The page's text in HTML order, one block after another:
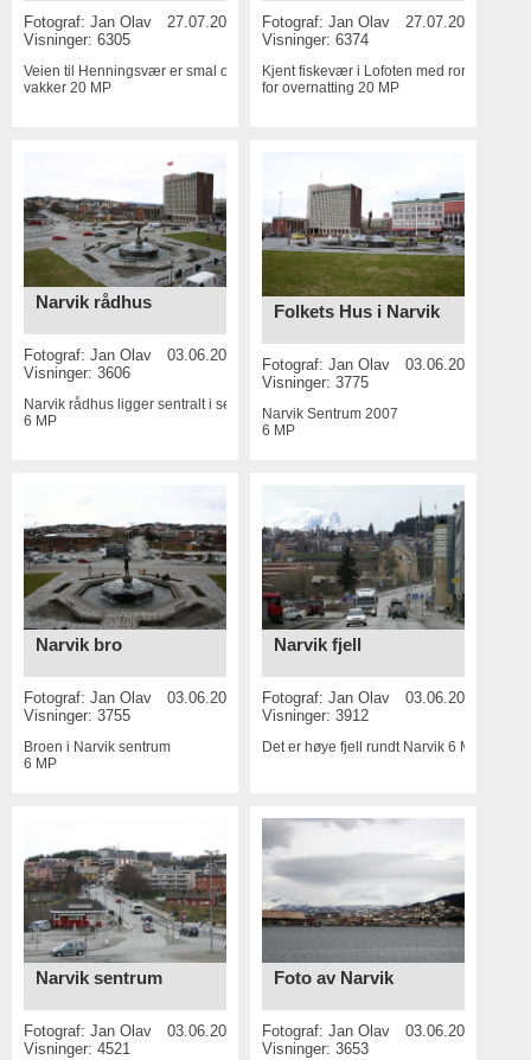
Fotograf: Jan Olav
27.07.2016
Visninger: 6305
Veien til Henningsvær er smal og
vakker 20 MP
Fotograf:Jan Olav
27.07.2016
Visninger: 6374
Kjent fiskevær i Lofoten med rorbuer
for overnatting20 MP
Narvik rådhus
Fotograf: Jan Olav
03.06.2015
Visninger: 3606
Narvik rådhus ligger sentralt i sentrum
6 MP
Folkets Hus i Narvik
Fotograf:Jan Olav
03.06.2015
Visninger: 3775
Narvik Sentrum 2007
6 MP
Narvik bro
Fotograf: Jan Olav
03.06.2015
Visninger: 3755
Broen i Narvik sentrum
6 MP
Narvik fjell
Fotograf:Jan Olav
03.06.2015
Visninger: 3912
Det er høye fjell rundt Narvik6 MP
Narvik sentrum
Fotograf: Jan Olav
03.06.2015
Visninger: 4521
Foto av Narvik
Fotograf:Jan Olav
03.06.2015
Visninger: 3653